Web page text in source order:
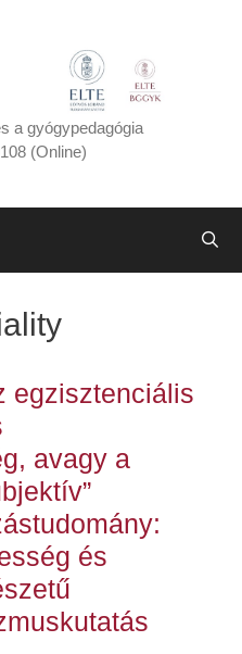
a gyógypedagógia
(Online)
egzisztenciális
avagy a
és